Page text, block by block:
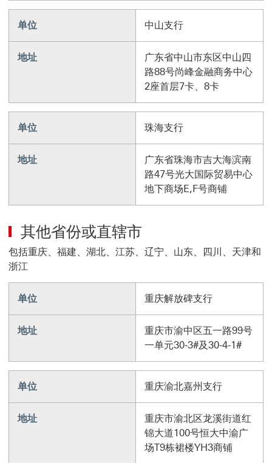
单位 中山支行
地址
广东省中山市东区中山四
路88号尚峰金融商务中心
2座首层7卡、8卡
单位 珠海支行
地址
广东省珠海市吉大海滨南
路47号光大国际贸易中心
地下商场E,F号商铺
其他省份或直辖市
包括重庆、福建、湖北、江苏、辽宁、山东、四川、天津和
浙江
单位 重庆解放碑支行
地址
重庆市渝中区五一路99号
一单元30-3#及30-4-1#
单位 重庆渝北嘉州支行
地址
重庆市渝北区龙溪街道红
锦大道100号恒大中渝广
场T9栋裙楼YH3商铺